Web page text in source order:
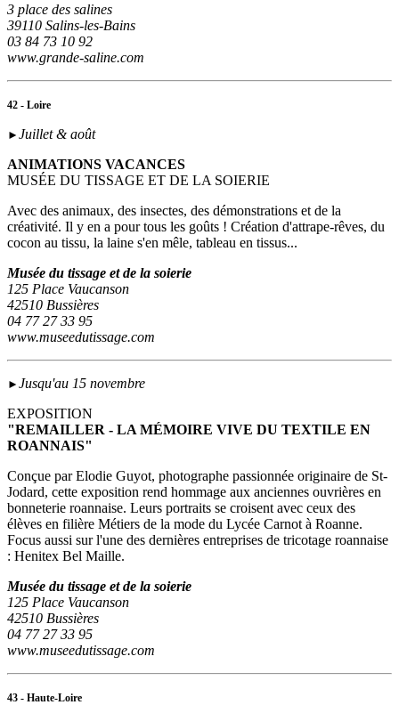
3 place des salines
39110 Salins-les-Bains
03 84 73 10 92
www.grande-saline.com
42 - Loire
► Juillet & août
ANIMATIONS VACANCES
MUSÉE DU TISSAGE ET DE LA SOIERIE
Avec des animaux, des insectes, des démonstrations et de la
créativité. Il y en a pour tous les goûts ! Création d'attrape-rêves, du
cocon au tissu, la laine s'en mêle, tableau en tissus...
Musée du tissage et de la soierie
125 Place Vaucanson
42510 Bussières
04 77 27 33 95
www.museedutissage.com
► Jusqu'au 15 novembre
EXPOSITION
"REMAILLER - LA MÉMOIRE VIVE DU TEXTILE EN
ROANNAIS"
Conçue par Elodie Guyot, photographe passionnée originaire de St-
Jodard, cette exposition rend hommage aux anciennes ouvrières en
bonneterie roannaise. Leurs portraits se croisent avec ceux des
élèves en filière Métiers de la mode du Lycée Carnot à Roanne.
Focus aussi sur l'une des dernières entreprises de tricotage roannaise
: Henitex Bel Maille.
Musée du tissage et de la soierie
125 Place Vaucanson
42510 Bussières
04 77 27 33 95
www.museedutissage.com
43 - Haute-Loire